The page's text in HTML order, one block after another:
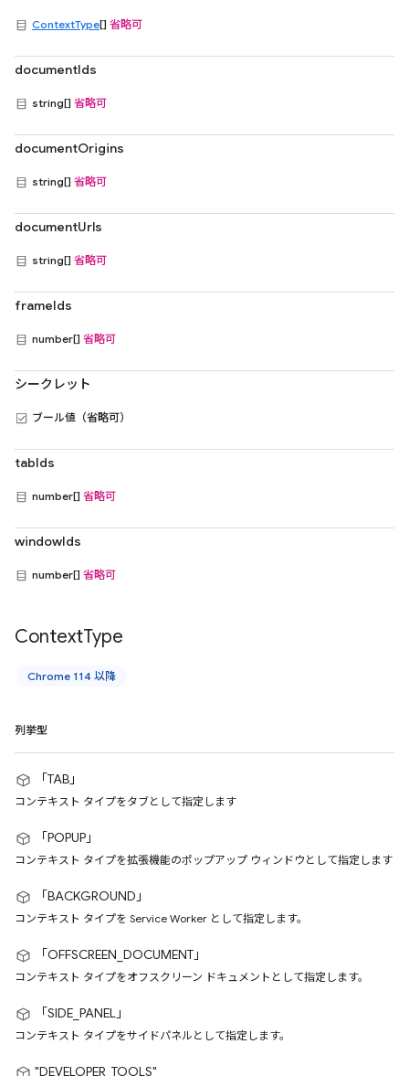
ContextType[] 省略可
documentIds
string[] 省略可
documentOrigins
string[] 省略可
documentUrls
string[] 省略可
frameIds
number[] 省略可
シークレット
ブール値（省略可）
tabIds
number[] 省略可
windowIds
number[] 省略可
ContextType
Chrome 114 以降
列挙型
「TAB」
コンテキスト タイプをタブとして指定します
「POPUP」
コンテキスト タイプを拡張機能のポップアップ ウィンドウとして指定します
「BACKGROUND」
コンテキスト タイプを Service Worker として指定します。
「OFFSCREEN_DOCUMENT」
コンテキスト タイプをオフスクリーン ドキュメントとして指定します。
「SIDE_PANEL」
コンテキスト タイプをサイドパネルとして指定します。
"DEVELOPER_TOOLS"